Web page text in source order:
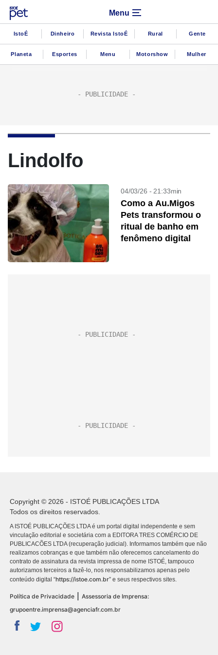
Menu
IstoÉ Dinheiro Revista IstoÉ Rural Gente
Planeta Esportes Menu Motorshow Mulher
Lindolfo
04/03/26 - 21:33min
Como a Au.Migos
Pets transformou o
ritual de banho em
fenômeno digital
Copyright © 2026 - ISTOÉ PUBLICAÇÕES LTDA
Todos os direitos reservados.
A ISTOÉ PUBLICAÇÕES LTDA é um portal digital independente e sem
vinculação editorial e societária com a EDITORA TRES COMÉRCIO DE
PUBLICACÕES LTDA (recuperação judicial). Informamos também que não
realizamos cobranças e que também não oferecemos cancelamento do
contrato de assinatura da revista impressa de nome ISTOÉ, tampouco
autorizamos terceiros a fazê-lo, nos responsabilizamos apenas pelo
conteúdo digital “https://istoe.com.br” e seus respectivos sites.
Política de Privacidade
Assessoria de Imprensa:
grupoentre.imprensa@agenciafr.com.br